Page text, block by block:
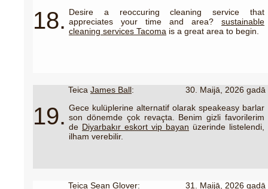
18. Desire a reoccuring cleaning service that
appreciates your time and area? sustainable
cleaning services Tacoma is a great area to begin.
19.
Teica James Ball:
30. Maijā, 2026 gadā
Gece kulüplerine alternatif olarak speakeasy barlar
son dönemde çok revaçta. Benim gizli favorilerim
de Diyarbakır eskort vip bayan üzerinde listelendi,
ilham verebilir.
Teica Sean Glover: 31. Maijā, 2026 gadā